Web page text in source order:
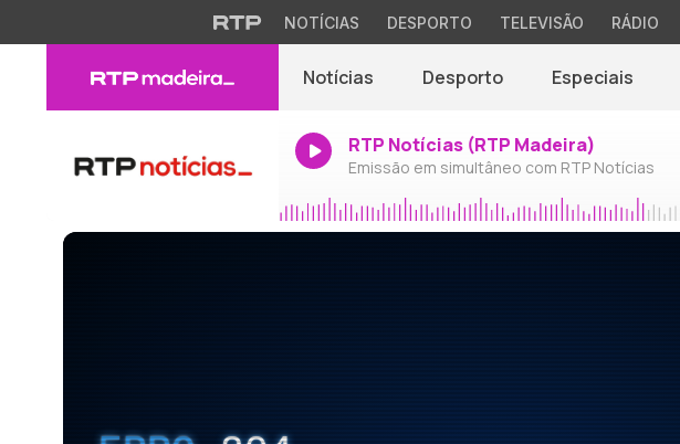
NOTÍCIAS DESPORTO TELEVISÃO RÁDIO
Notícias Desporto Especiais
RTP Notícias (RTP Madeira)
Emissão em simultâneo com RTP Notícias